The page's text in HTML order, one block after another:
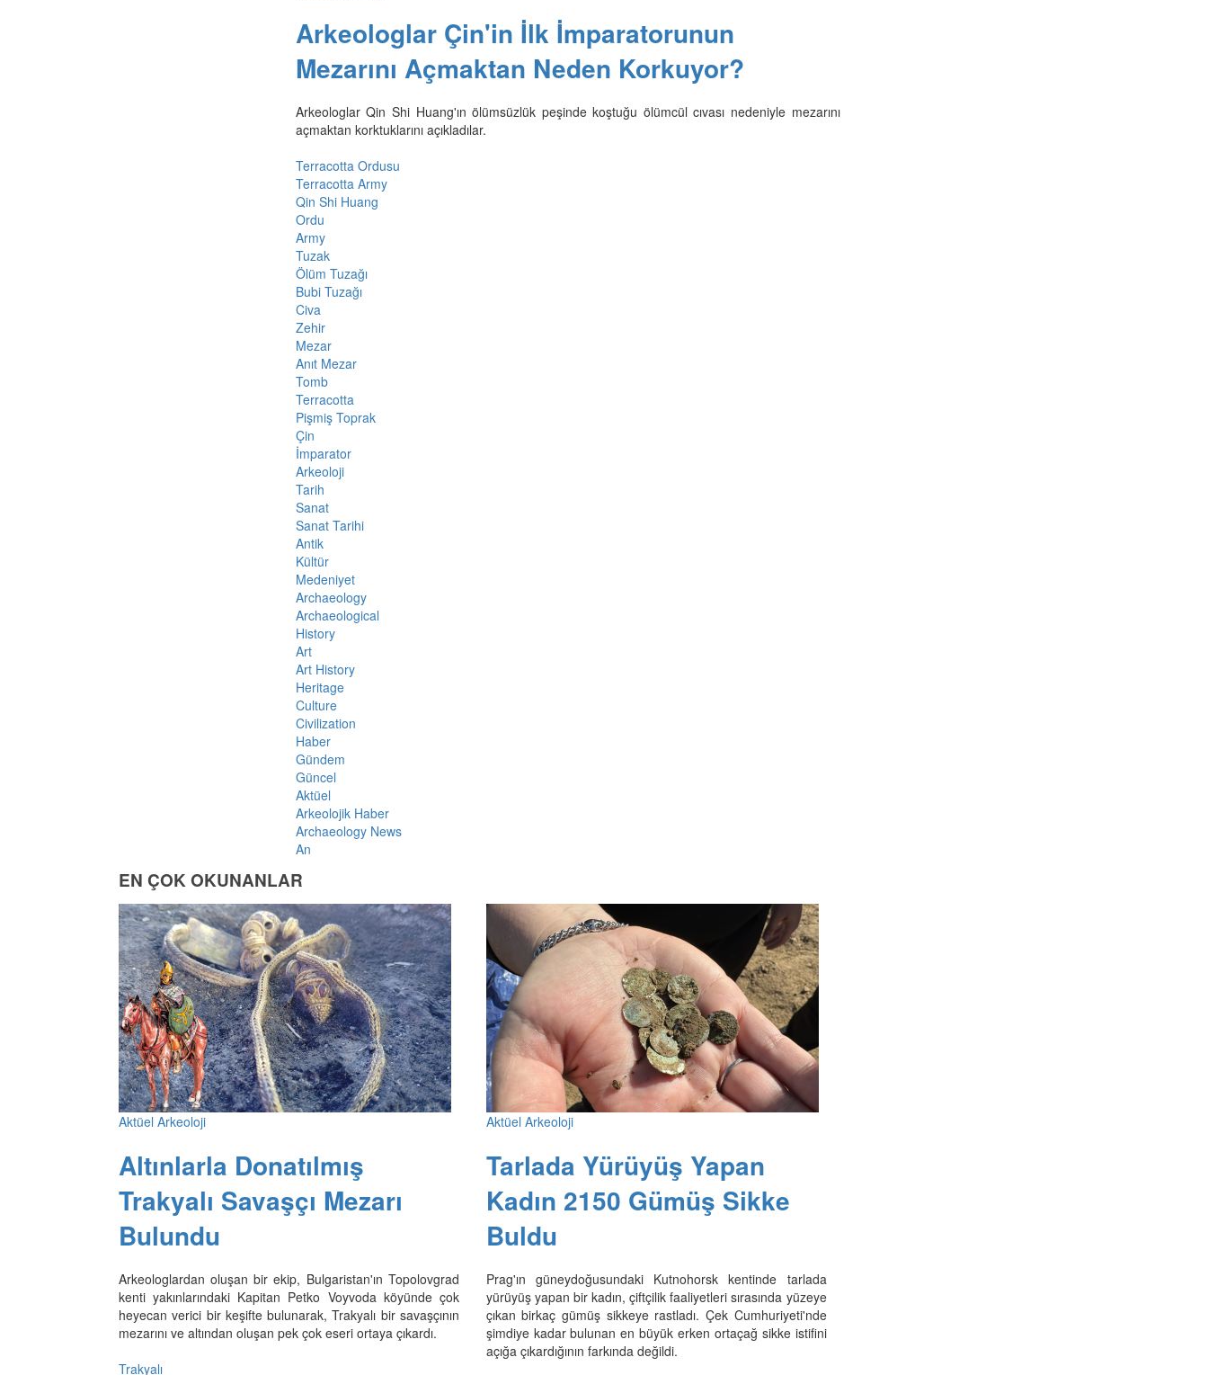
Arkeologlar Çin'in İlk İmparatorunun
Mezarını Açmaktan Neden Korkuyor?
Arkeologlar Qin Shi Huang'ın ölümsüzlük peşinde koştuğu ölümcül cıvası nedeniyle mezarını
açmaktan korktuklarını açıkladılar.
Terracotta Ordusu
Terracotta Army
Qin Shi Huang
Ordu
Army
Tuzak
Ölüm Tuzağı
Bubi Tuzağı
Civa
Zehir
Mezar
Anıt Mezar
Tomb
Terracotta
Pişmiş Toprak
Çin
İmparator
Arkeoloji
Tarih
Sanat
Sanat Tarihi
Antik
Kültür
Medeniyet
Archaeology
Archaeological
History
Art
Art History
Heritage
Culture
Civilization
Haber
Gündem
Güncel
Aktüel
Arkeolojik Haber
Archaeology News
An
EN ÇOK OKUNANLAR
Aktüel Arkeoloji
Altınlarla Donatılmış
Trakyalı Savaşçı Mezarı
Bulundu
Arkeologlardan oluşan bir ekip, Bulgaristan'ın Topolovgrad
kenti yakınlarındaki Kapitan Petko Voyvoda köyünde çok
heyecan verici bir keşifte bulunarak, Trakyalı bir savaşçının
mezarını ve altından oluşan pek çok eseri ortaya çıkardı.
Trakyalı
Aktüel Arkeoloji
Tarlada Yürüyüş Yapan
Kadın 2150 Gümüş Sikke
Buldu
Prag'ın güneydoğusundaki Kutnohorsk kentinde tarlada
yürüyüş yapan bir kadın, çiftçilik faaliyetleri sırasında yüzeye
çıkan birkaç gümüş sikkeye rastladı. Çek Cumhuriyeti'nde
şimdiye kadar bulunan en büyük erken ortaçağ sikke istifini
açığa çıkardığının farkında değildi.